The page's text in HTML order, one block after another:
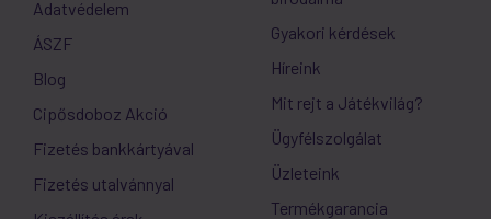
Adatvédelem
ÁSZF
Blog
Cipősdoboz Akció
Fizetés bankkártyával
Fizetés utalvánnyal
Gyakori kérdések
Híreink
Mit rejt a Játékvilág?
Ügyfélszolgálat
Üzleteink
Termékgarancia